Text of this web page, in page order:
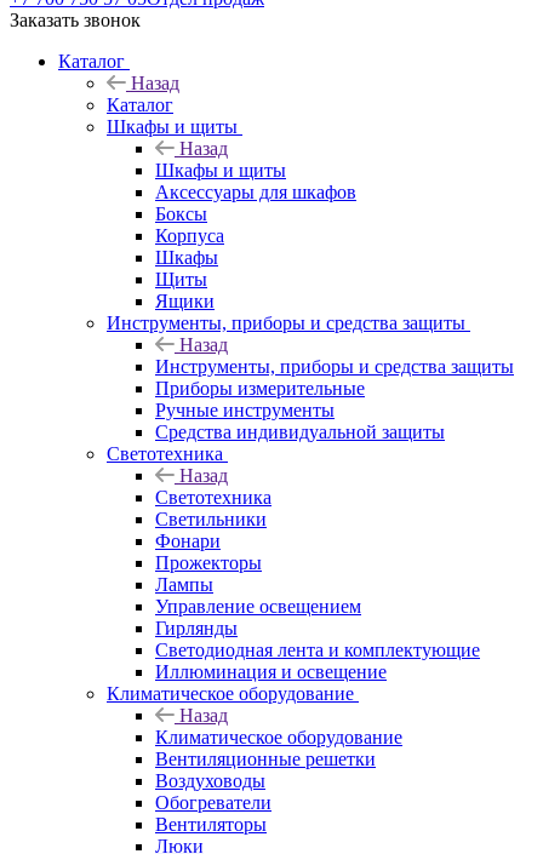
Заказать звонок
Каталог
Назад
Каталог
Шкафы и щиты
Назад
Шкафы и щиты
Аксессуары для шкафов
Боксы
Корпуса
Шкафы
Щиты
Ящики
Инструменты, приборы и средства защиты
Назад
Инструменты, приборы и средства защиты
Приборы измерительные
Ручные инструменты
Средства индивидуальной защиты
Светотехника
Назад
Светотехника
Светильники
Фонари
Прожекторы
Лампы
Управление освещением
Гирлянды
Светодиодная лента и комплектующие
Иллюминация и освещение
Климатическое оборудование
Назад
Климатическое оборудование
Вентиляционные решетки
Воздуховоды
Обогреватели
Вентиляторы
Люки